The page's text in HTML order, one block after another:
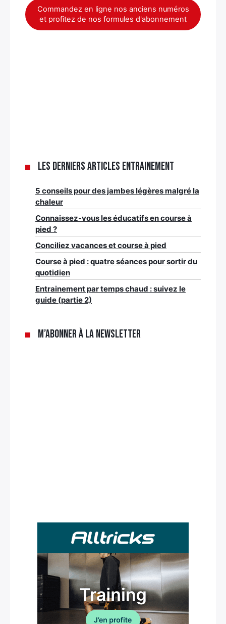
Commandez en ligne nos anciens numéros
et profitez de nos formules d'abonnement
Les derniers articles Entrainement
5 conseils pour des jambes légères malgré la
chaleur
Connaissez-vous les éducatifs en course à
pied ?
Conciliez vacances et course à pied
Course à pied : quatre séances pour sortir du
quotidien
Entrainement par temps chaud : suivez le
guide (partie 2)
M’abonner à la newsletter